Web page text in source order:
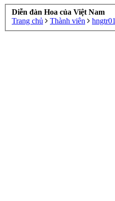
Diễn đàn Hoa của Việt Nam
Trang chủ
Thành viên hngtr01